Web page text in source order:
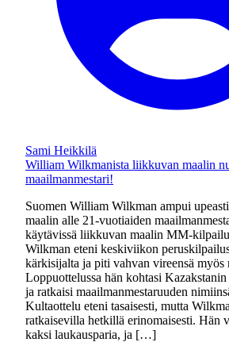
Sami Heikkilä
William Wilkmanista liikkuvan maalin
maailmanmestari!
Suomen William Wilkman ampui
maalin alle 21-vuotiaiden
käytävissä liikkuvan maalin MM-
Wilkman eteni keskiviikon
kärkisijalta ja piti vahvan vireensä myös
Loppuottelussa hän kohtasi
ja ratkaisi maailmanmestaruuden
Kultaottelu eteni tasaisesti, mutta
ratkaisevilla hetkillä erinomaisesti. Hän
kaksi laukausparia, ja […]